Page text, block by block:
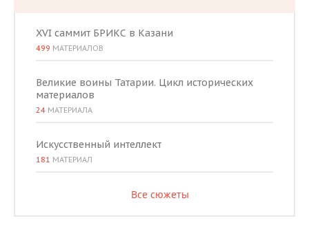
XVI саммит БРИКС в Казани
499 МАТЕРИАЛОВ
Великие воины Татарии. Цикл исторических
материалов
24 МАТЕРИАЛА
Искусственный интеллект
181 МАТЕРИАЛ
Все сюжеты